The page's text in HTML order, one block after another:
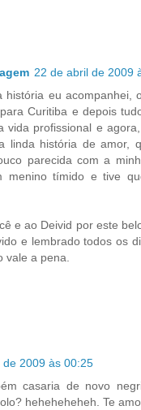
22 de abril de 2009
história eu acompanhei,
Curitiba e depois
vida profissional e
linda história de amor,
parecida com a
menino tímido e tive
e ao Deivid por este
e lembrado todos os
vale a pena.
de 2009 às 00:25
casaria de novo
heheheheheh. Te